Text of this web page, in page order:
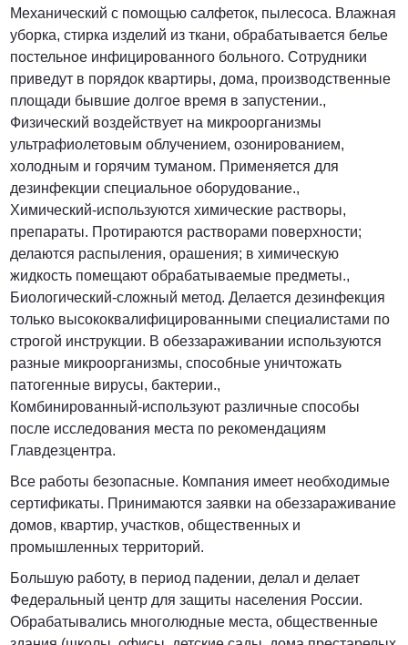
Механический с помощью салфеток, пылесоса. Влажная
уборка, стирка изделий из ткани, обрабатывается белье
постельное инфицированного больного. Сотрудники
приведут в порядок квартиры, дома, производственные
площади бывшие долгое время в запустении.,
Физический воздействует на микроорганизмы
ультрафиолетовым облучением, озонированием,
холодным и горячим туманом. Применяется для
дезинфекции специальное оборудование.,
Химический-используются химические растворы,
препараты. Протираются растворами поверхности;
делаются распыления, орашения; в химическую
жидкость помещают обрабатываемые предметы.,
Биологический-сложный метод. Делается дезинфекция
только высококвалифицированными специалистами по
строгой инструкции. В обеззараживании используются
разные микроорганизмы, способные уничтожать
патогенные вирусы, бактерии.,
Комбинированный-используют различные способы
после исследования места по рекомендациям
Главдезцентра.
Все работы безопасные. Компания имеет необходимые
сертификаты. Принимаются заявки на обеззараживание
домов, квартир, участков, общественных и
промышленных территорий.
Большую работу, в период падении, делал и делает
Федеральный центр для защиты населения России.
Обрабатывались многолюдные места, общественные